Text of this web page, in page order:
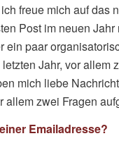
freue mich auf das
Post im neuen Jahr
ein paar
Jahr, vor allem
mich liebe
allem zwei Fragen
Emailadresse?